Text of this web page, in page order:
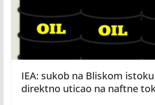
IEA: sukob na Bliskom
direktno uticao na naftne